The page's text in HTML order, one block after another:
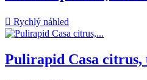
 Rychlý náhled
Pulirapid Casa